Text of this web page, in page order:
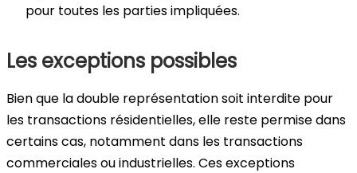
pour toutes les parties impliquées.
Les exceptions possibles
Bien que la double représentation soit interdite pour
les transactions résidentielles, elle reste permise dans
certains cas, notamment dans les transactions
commerciales ou industrielles. Ces exceptions